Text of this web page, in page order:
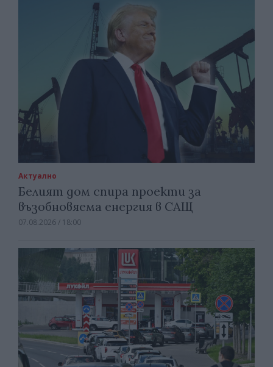
Актуално
Белият дом спира проекти за
възобновяема енергия в САЩ
07.08.2026 / 18:00